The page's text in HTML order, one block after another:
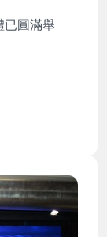
已圓滿舉